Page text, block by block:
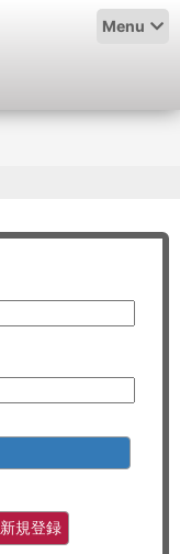
Menu
新規登録